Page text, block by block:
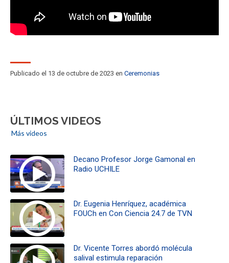
Publicado el 13 de octubre de 2023 en Ceremonias
ÚLTIMOS VIDEOS
Más videos
Decano Profesor Jorge Gamonal en
Radio UCHILE
Dr. Eugenia Henríquez, académica
FOUCh en Con Ciencia 24.7 de TVN
Dr. Vicente Torres abordó molécula
salival estimula reparación